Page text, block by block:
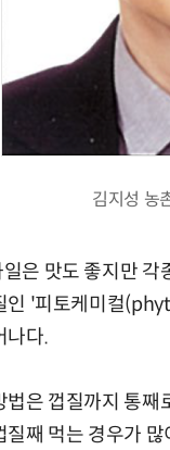
김지성 농
은 맛도 좋지만 각
인 '피토케미컬
나다.
은 껍질까지 통
째 먹는 경우가